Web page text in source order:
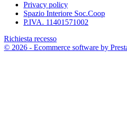
Privacy policy
Spazio Interiore Soc.Coop
P.IVA. 11401571002
Richiesta recesso
© 2026 - Ecommerce software by